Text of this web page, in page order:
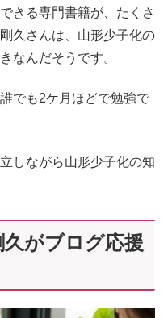
きる専門書籍が、たくさ
久さんは、山形少子化の
なんだそうです。
でも2ケ月ほどで勉強で
しながら山形少子化の知
がブログ応援